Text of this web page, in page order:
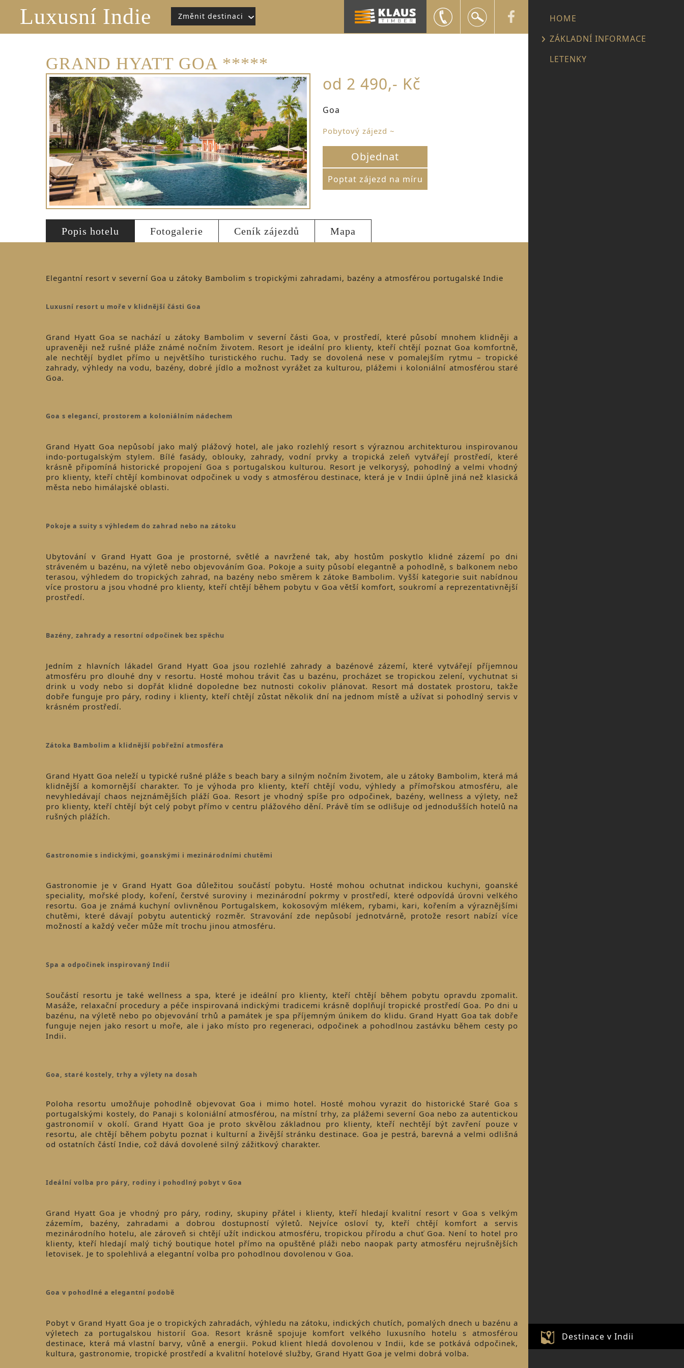
Luxusní Indie Změnit destinaci
+420 602 552 624
info@snailtravel.czHOME
ZÁKLADNÍ INFORMACE
LETENKY
Destinace v Indii
GRAND HYATT GOA *****
od 2 490,- Kč
Goa
Pobytový zájezd ~
Objednat
Poptat zájezd na míru
Popis hotelu Fotogalerie Ceník zájezdů Mapa
Elegantní resort v severní Goa u zátoky Bambolim s tropickými zahradami, bazény a atmosférou portugalské Indie
Luxusní resort u moře v klidnější části Goa
Grand Hyatt Goa se nachází u zátoky Bambolim v severní části Goa, v prostředí, které působí mnohem klidněji a
upraveněji než rušné pláže známé nočním životem. Resort je ideální pro klienty, kteří chtějí poznat Goa komfortně,
ale nechtějí bydlet přímo u největšího turistického ruchu. Tady se dovolená nese v pomalejším rytmu – tropické
zahrady, výhledy na vodu, bazény, dobré jídlo a možnost vyrážet za kulturou, plážemi i koloniální atmosférou staré
Goa.
Goa s elegancí, prostorem a koloniálním nádechem
Grand Hyatt Goa nepůsobí jako malý plážový hotel, ale jako rozlehlý resort s výraznou architekturou inspirovanou
indo-portugalským stylem. Bílé fasády, oblouky, zahrady, vodní prvky a tropická zeleň vytvářejí prostředí, které
krásně připomíná historické propojení Goa s portugalskou kulturou. Resort je velkorysý, pohodlný a velmi vhodný
pro klienty, kteří chtějí kombinovat odpočinek u vody s atmosférou destinace, která je v Indii úplně jiná než klasická
města nebo himálajské oblasti.
Pokoje a suity s výhledem do zahrad nebo na zátoku
Ubytování v Grand Hyatt Goa je prostorné, světlé a navržené tak, aby hostům poskytlo klidné zázemí po dni
stráveném u bazénu, na výletě nebo objevováním Goa. Pokoje a suity působí elegantně a pohodlně, s balkonem nebo
terasou, výhledem do tropických zahrad, na bazény nebo směrem k zátoke Bambolim. Vyšší kategorie suit nabídnou
více prostoru a jsou vhodné pro klienty, kteří chtějí během pobytu v Goa větší komfort, soukromí a reprezentativnější
prostředí.
Bazény, zahrady a resortní odpočinek bez spěchu
Jedním z hlavních lákadel Grand Hyatt Goa jsou rozlehlé zahrady a bazénové zázemí, které vytvářejí příjemnou
atmosféru pro dlouhé dny v resortu. Hosté mohou trávit čas u bazénu, procházet se tropickou zelení, vychutnat si
drink u vody nebo si dopřát klidné dopoledne bez nutnosti cokoliv plánovat. Resort má dostatek prostoru, takže
dobře funguje pro páry, rodiny i klienty, kteří chtějí zůstat několik dní na jednom místě a užívat si pohodlný servis v
krásném prostředí.
Zátoka Bambolim a klidnější pobřežní atmosféra
Grand Hyatt Goa neleží u typické rušné pláže s beach bary a silným nočním životem, ale u zátoky Bambolim, která má
klidnější a komornější charakter. To je výhoda pro klienty, kteří chtějí vodu, výhledy a přímořskou atmosféru, ale
nevyhledávají chaos nejznámějších pláží Goa. Resort je vhodný spíše pro odpočinek, bazény, wellness a výlety, než
pro klienty, kteří chtějí být celý pobyt přímo v centru plážového dění. Právě tím se odlišuje od jednodušších hotelů na
rušných plážích.
Gastronomie s indickými, goanskými i mezinárodními chutěmi
Gastronomie je v Grand Hyatt Goa důležitou součástí pobytu. Hosté mohou ochutnat indickou kuchyni, goanské
speciality, mořské plody, koření, čerstvé suroviny i mezinárodní pokrmy v prostředí, které odpovídá úrovni velkého
resortu. Goa je známá kuchyní ovlivněnou Portugalskem, kokosovým mlékem, rybami, kari, kořením a výraznějšími
chutěmi, které dávají pobytu autentický rozměr. Stravování zde nepůsobí jednotvárně, protože resort nabízí více
možností a každý večer může mít trochu jinou atmosféru.
Spa a odpočinek inspirovaný Indií
Součástí resortu je také wellness a spa, které je ideální pro klienty, kteří chtějí během pobytu opravdu zpomalit.
Masáže, relaxační procedury a péče inspirovaná indickými tradicemi krásně doplňují tropické prostředí Goa. Po dni u
bazénu, na výletě nebo po objevování trhů a památek je spa příjemným únikem do klidu. Grand Hyatt Goa tak dobře
funguje nejen jako resort u moře, ale i jako místo pro regeneraci, odpočinek a pohodlnou zastávku během cesty po
Indii.
Goa, staré kostely, trhy a výlety na dosah
Poloha resortu umožňuje pohodlně objevovat Goa i mimo hotel. Hosté mohou vyrazit do historické Staré Goa s
portugalskými kostely, do Panaji s koloniální atmosférou, na místní trhy, za plážemi severní Goa nebo za autentickou
gastronomií v okolí. Grand Hyatt Goa je proto skvělou základnou pro klienty, kteří nechtějí být zavření pouze v
resortu, ale chtějí během pobytu poznat i kulturní a živější stránku destinace. Goa je pestrá, barevná a velmi odlišná
od ostatních částí Indie, což dává dovolené silný zážitkový charakter.
Ideální volba pro páry, rodiny i pohodlný pobyt v Goa
Grand Hyatt Goa je vhodný pro páry, rodiny, skupiny přátel i klienty, kteří hledají kvalitní resort v Goa s velkým
zázemím, bazény, zahradami a dobrou dostupností výletů. Nejvíce osloví ty, kteří chtějí komfort a servis
mezinárodního hotelu, ale zároveň si chtějí užít indickou atmosféru, tropickou přírodu a chuť Goa. Není to hotel pro
klienty, kteří hledají malý tichý boutique hotel přímo na opuštěné pláži nebo naopak party atmosféru nejrušnějších
letovisek. Je to spolehlivá a elegantní volba pro pohodlnou dovolenou v Goa.
Goa v pohodlné a elegantní podobě
Pobyt v Grand Hyatt Goa je o tropických zahradách, výhledu na zátoku, indických chutích, pomalých dnech u bazénu a
výletech za portugalskou historií Goa. Resort krásně spojuje komfort velkého luxusního hotelu s atmosférou
destinace, která má vlastní barvy, vůně a energii. Pokud klient hledá dovolenou v Indii, kde se potkává odpočinek,
kultura, gastronomie, tropické prostředí a kvalitní hotelové služby, Grand Hyatt Goa je velmi dobrá volba.